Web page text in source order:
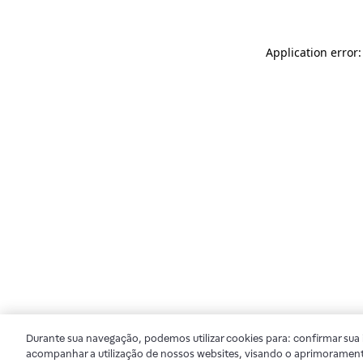
Application
Durante sua navegação, podemos utilizar cookies para: confirmar
acompanhar a utilização de nossos websites, visando o